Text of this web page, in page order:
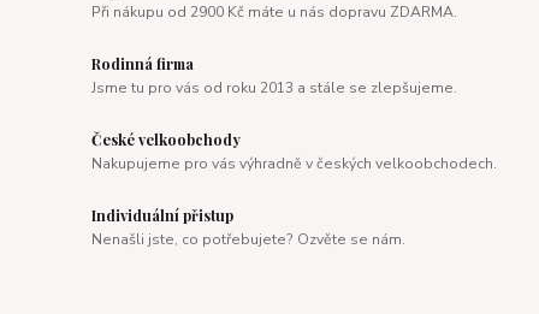
Při nákupu od 2900 Kč máte u nás dopravu ZDARMA.
Rodinná firma
Jsme tu pro vás od roku 2013 a stále se zlepšujeme.
České velkoobchody
Nakupujeme pro vás výhradně v českých velkoobchodech.
Individuální přistup
Nenašli jste, co potřebujete? Ozvěte se nám.